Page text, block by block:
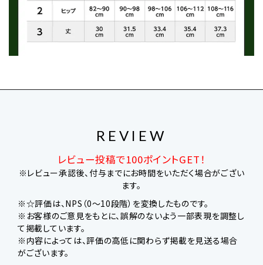
REVIEW
レビュー投稿で100ポイントGET！
※レビュー承認後、付与までにお時間をいただく場合がござい
ます。
※☆評価は、NPS（0～10段階）を変換したものです。
※お客様のご意見をもとに、誤解のないよう一部表現を調整し
て掲載しています。
※内容によっては、評価の高低に関わらず掲載を見送る場合
がございます。